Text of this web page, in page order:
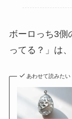
ボーロっち3側
ってる？」は
あわせて読みたい